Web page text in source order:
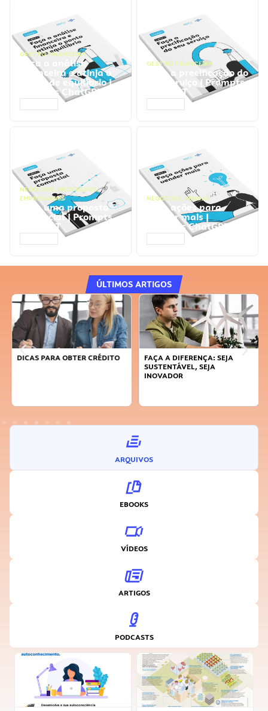
GESTÃO FINANCEIRA
Faça a análise
financeira e atinja o
ponto de equilíbrio |
Prompts ChatGPT
GESTÃO FINANCEIRA
Faça a precificação do
seu serviço | Prompts
ChatGPT
NEGÓCIOS, PROCESSOS
EMPRESARIAIS
Faça uma proposta
comercial | Prompts
ChatGPT
NEGÓCIOS, VENDAS
Faça ações para
vender mais |
Prompts ChatGPT
ÚLTIMOS ARTIGOS
DICAS PARA OBTER CRÉDITO
FAÇA A DIFERENÇA: SEJA
SUSTENTÁVEL, SEJA
INOVADOR
ARQUIVOS
EBOOKS
VÍDEOS
ARTIGOS
PODCASTS